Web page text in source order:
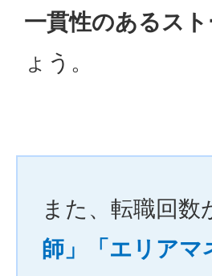
一貫性のあるス
ょう。
また、転職回数
師」「エリアマ